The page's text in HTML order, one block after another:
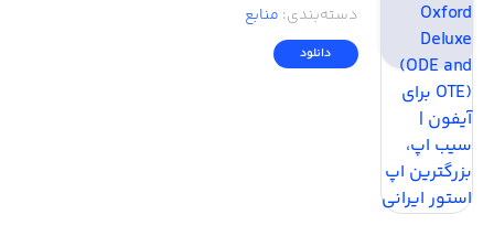
دسته‌بندی: منابع
دانلود